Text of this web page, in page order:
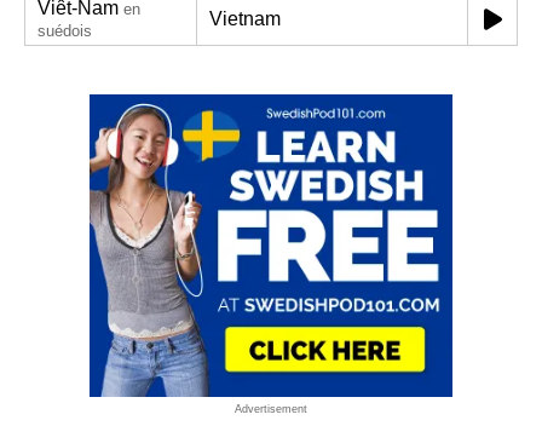
Viêt-Nam en
suédois
Vietnam
Advertisement